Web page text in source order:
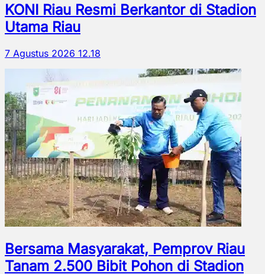
KONI Riau Resmi Berkantor di Stadion
Utama Riau
7 Agustus 2026 12.18
Bersama Masyarakat, Pemprov Riau
Tanam 2.500 Bibit Pohon di Stadion